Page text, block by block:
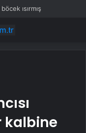
ısırmış
kalbine